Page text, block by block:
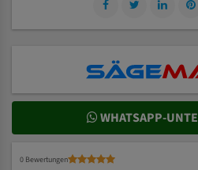
WHATSAPP-
0 Bewertungen